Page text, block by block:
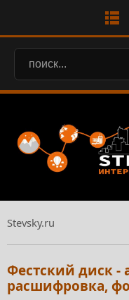
Stevsky.ru
Фестский диск -
расшифровка,